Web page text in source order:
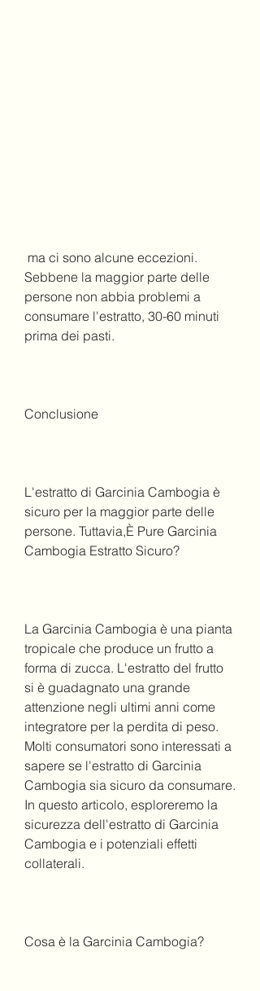
Sebbene la maggior parte delle
persone non abbia problemi a
consumare l'estratto, 30-60 minuti
prima dei pasti.
Conclusione
L'estratto di Garcinia Cambogia è
sicuro per la maggior parte delle
persone. Tuttavia,È Pure Garcinia
Cambogia Estratto Sicuro?
La Garcinia Cambogia è una pianta
tropicale che produce un frutto a
forma di zucca. L'estratto del frutto
si è guadagnato una grande
attenzione negli ultimi anni come
integratore per la perdita di peso.
Molti consumatori sono interessati a
sapere se l'estratto di Garcinia
Cambogia sia sicuro da consumare.
In questo articolo, esploreremo la
sicurezza dell'estratto di Garcinia
Cambogia e i potenziali effetti
collaterali.
Cosa è la Garcinia Cambogia?